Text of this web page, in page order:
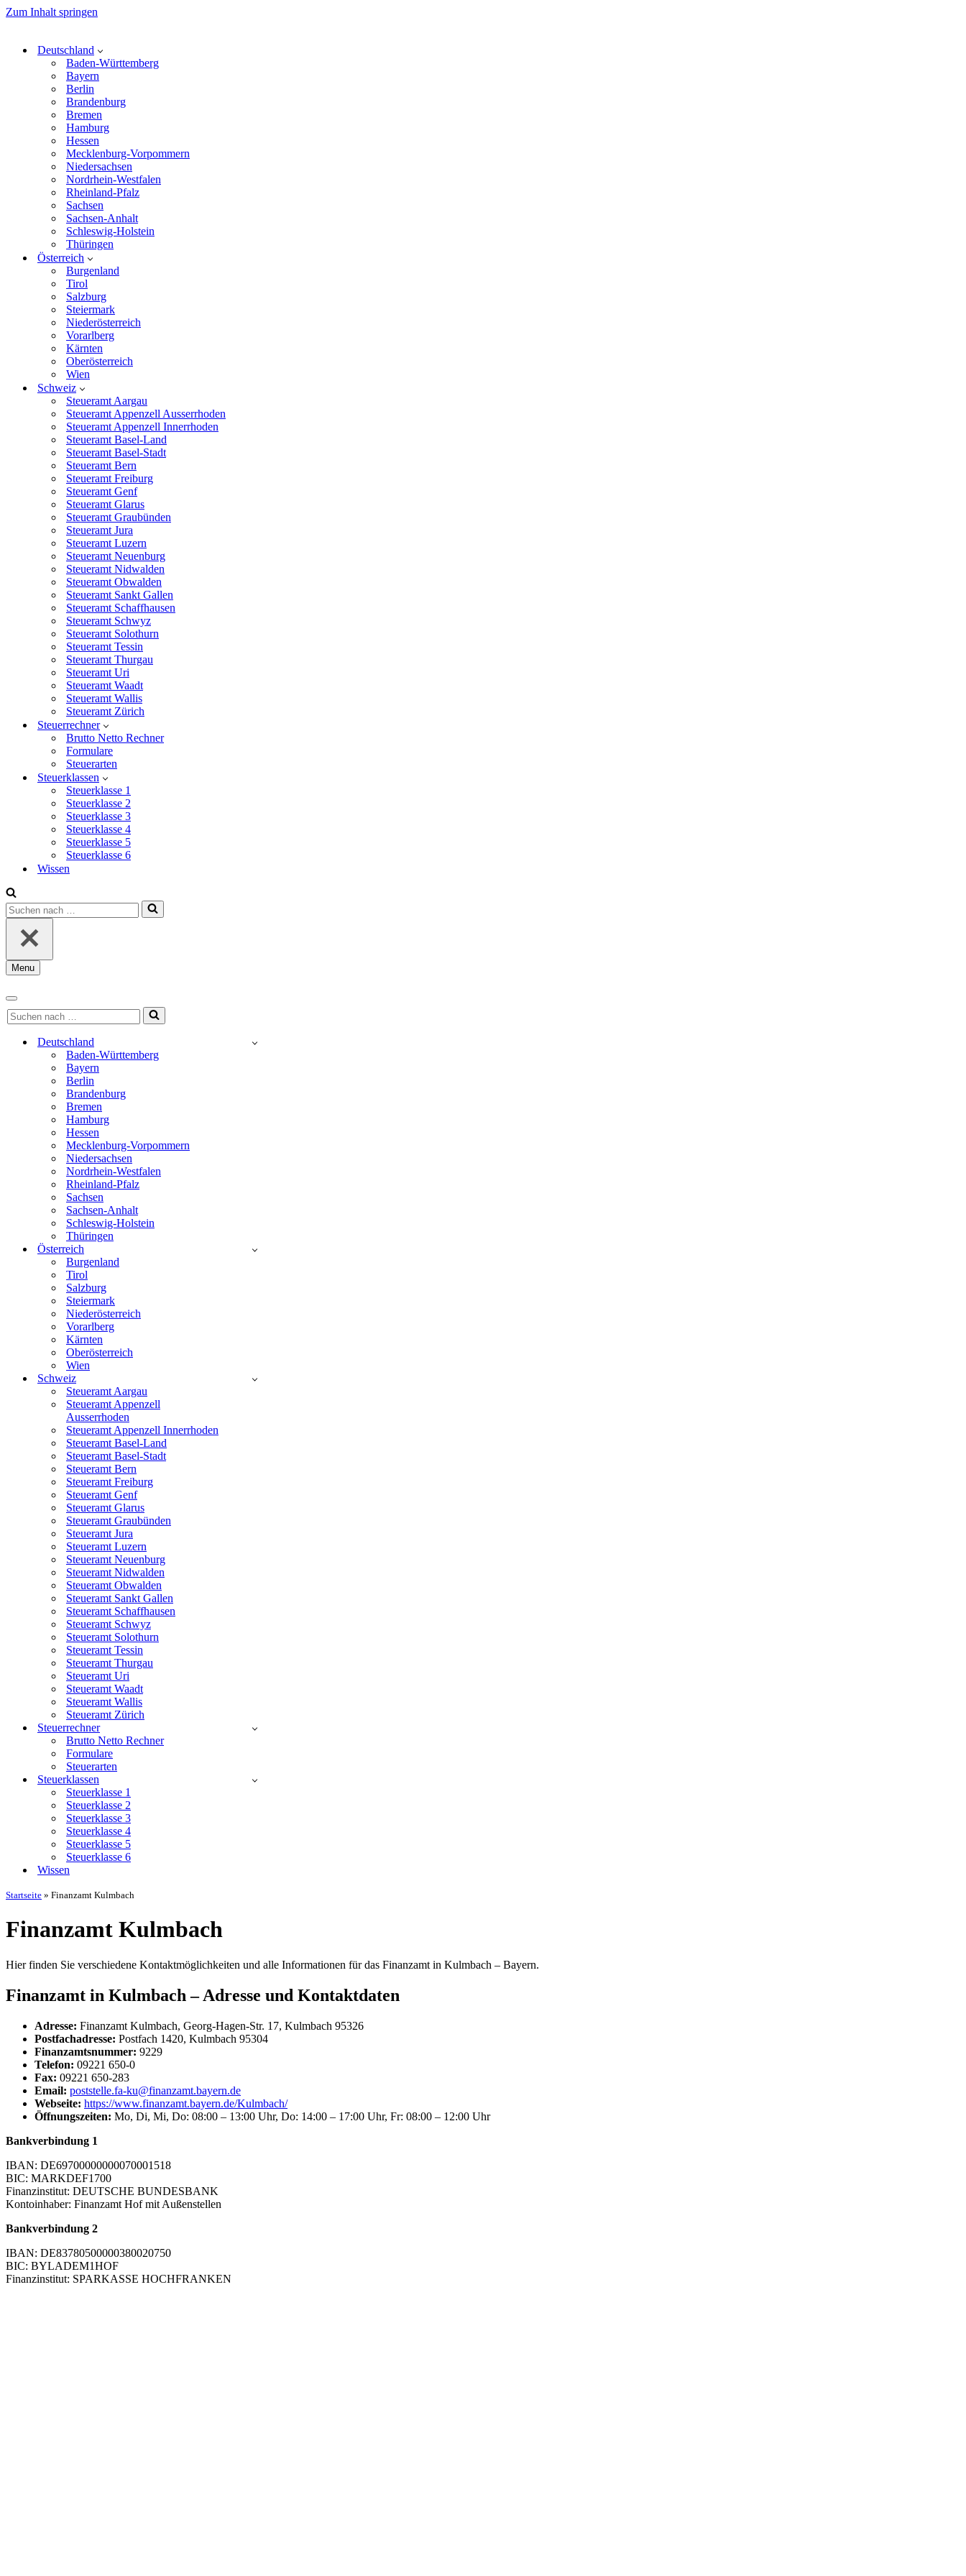
Zum Inhalt springen
Deutschland
Baden-Württemberg
Bayern
Berlin
Brandenburg
Bremen
Hamburg
Hessen
Mecklenburg-Vorpommern
Niedersachsen
Nordrhein-Westfalen
Rheinland-Pfalz
Sachsen
Sachsen-Anhalt
Schleswig-Holstein
Thüringen
Österreich
Burgenland
Tirol
Salzburg
Steiermark
Niederösterreich
Vorarlberg
Kärnten
Oberösterreich
Wien
Schweiz
Steueramt Aargau
Steueramt Appenzell Ausserrhoden
Steueramt Appenzell Innerrhoden
Steueramt Basel-Land
Steueramt Basel-Stadt
Steueramt Bern
Steueramt Freiburg
Steueramt Genf
Steueramt Glarus
Steueramt Graubünden
Steueramt Jura
Steueramt Luzern
Steueramt Neuenburg
Steueramt Nidwalden
Steueramt Obwalden
Steueramt Sankt Gallen
Steueramt Schaffhausen
Steueramt Schwyz
Steueramt Solothurn
Steueramt Tessin
Steueramt Thurgau
Steueramt Uri
Steueramt Waadt
Steueramt Wallis
Steueramt Zürich
Steuerrechner
Brutto Netto Rechner
Formulare
Steuerarten
Steuerklassen
Steuerklasse 1
Steuerklasse 2
Steuerklasse 3
Steuerklasse 4
Steuerklasse 5
Steuerklasse 6
Wissen
Suchen
nach …
Menu
Navigationsmenü
Navigationsmenü
Suchen
nach …
Deutschland
Baden-Württemberg
Bayern
Berlin
Brandenburg
Bremen
Hamburg
Hessen
Mecklenburg-Vorpommern
Niedersachsen
Nordrhein-Westfalen
Rheinland-Pfalz
Sachsen
Sachsen-Anhalt
Schleswig-Holstein
Thüringen
Österreich
Burgenland
Tirol
Salzburg
Steiermark
Niederösterreich
Vorarlberg
Kärnten
Oberösterreich
Wien
Schweiz
Steueramt Aargau
Steueramt Appenzell
Ausserrhoden
Steueramt Appenzell Innerrhoden
Steueramt Basel-Land
Steueramt Basel-Stadt
Steueramt Bern
Steueramt Freiburg
Steueramt Genf
Steueramt Glarus
Steueramt Graubünden
Steueramt Jura
Steueramt Luzern
Steueramt Neuenburg
Steueramt Nidwalden
Steueramt Obwalden
Steueramt Sankt Gallen
Steueramt Schaffhausen
Steueramt Schwyz
Steueramt Solothurn
Steueramt Tessin
Steueramt Thurgau
Steueramt Uri
Steueramt Waadt
Steueramt Wallis
Steueramt Zürich
Steuerrechner
Brutto Netto Rechner
Formulare
Steuerarten
Steuerklassen
Steuerklasse 1
Steuerklasse 2
Steuerklasse 3
Steuerklasse 4
Steuerklasse 5
Steuerklasse 6
Wissen
Startseite » Finanzamt Kulmbach
Finanzamt Kulmbach
Hier finden Sie verschiedene Kontaktmöglichkeiten und alle Informationen für das Finanzamt in Kulmbach – Bayern.
Finanzamt in Kulmbach – Adresse und Kontaktdaten
Adresse: Finanzamt Kulmbach, Georg-Hagen-Str. 17, Kulmbach 95326
Postfachadresse: Postfach 1420, Kulmbach 95304
Finanzamtsnummer: 9229
Telefon: 09221 650-0
Fax: 09221 650-283
Email: poststelle.fa-ku@finanzamt.bayern.de
Webseite: https://www.finanzamt.bayern.de/Kulmbach/
Öffnungszeiten: Mo, Di, Mi, Do: 08:00 – 13:00 Uhr, Do: 14:00 – 17:00 Uhr, Fr: 08:00 – 12:00 Uhr
Bankverbindung 1
IBAN: DE69700000000070001518
BIC: MARKDEF1700
Finanzinstitut: DEUTSCHE BUNDESBANK
Kontoinhaber: Finanzamt Hof mit Außenstellen
Bankverbindung 2
IBAN: DE83780500000380020750
BIC: BYLADEM1HOF
Finanzinstitut: SPARKASSE HOCHFRANKEN